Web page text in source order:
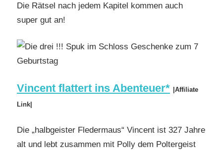
Die Rätsel nach jedem Kapitel kommen auch
super gut an!
Vincent flattert ins Abenteuer* |Affiliate
Link|
Die „halbgeister Fledermaus“ Vincent ist 327 Jahre
alt und lebt zusammen mit Polly dem Poltergeist